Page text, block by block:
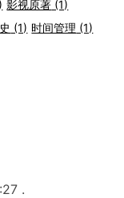
影视原著 (1)
(1) 时间管理 (1)
.